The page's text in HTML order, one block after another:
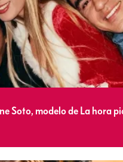
Soto, modelo de La hora